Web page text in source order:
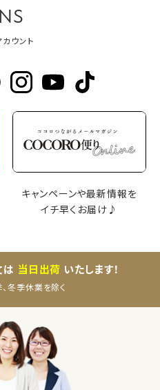
ウント
キャンペーンや最新情報を
イチ早くお届け♪
は 当日出荷 いたします！
冬季休業を除く